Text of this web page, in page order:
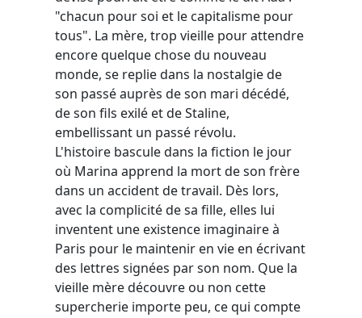
"chacun pour soi et le capitalisme pour
tous". La mère, trop vieille pour attendre
encore quelque chose du nouveau
monde, se replie dans la nostalgie de
son passé auprès de son mari décédé,
de son fils exilé et de Staline,
embellissant un passé révolu.
L'histoire bascule dans la fiction le jour
où Marina apprend la mort de son frère
dans un accident de travail. Dès lors,
avec la complicité de sa fille, elles lui
inventent une existence imaginaire à
Paris pour le maintenir en vie en écrivant
des lettres signées par son nom. Que la
vieille mère découvre ou non cette
supercherie importe peu, ce qui compte